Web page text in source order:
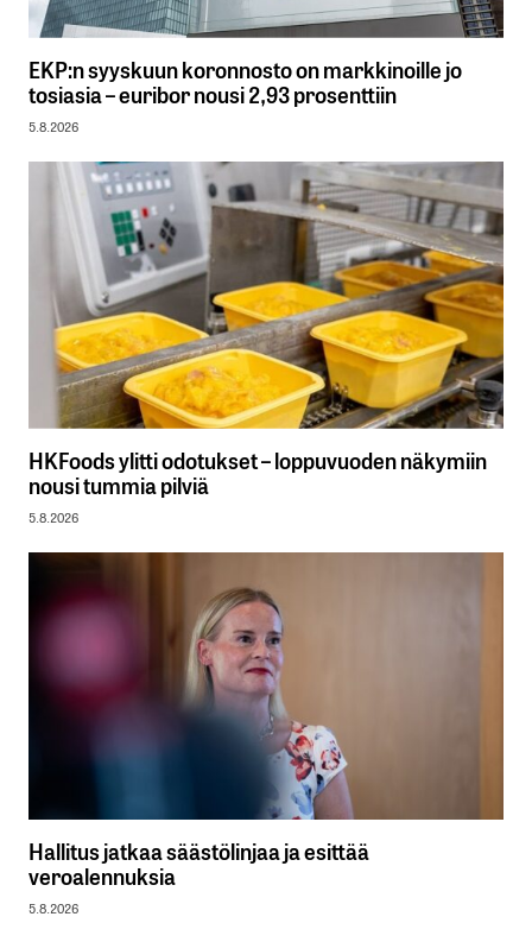
EKP:n syyskuun koronnosto on markkinoille jo
tosiasia – euribor nousi 2,93 prosenttiin
5.8.2026
HKFoods ylitti odotukset – loppuvuoden näkymiin
nousi tummia pilviä
5.8.2026
Hallitus jatkaa säästölinjaa ja esittää
veroalennuksia
5.8.2026